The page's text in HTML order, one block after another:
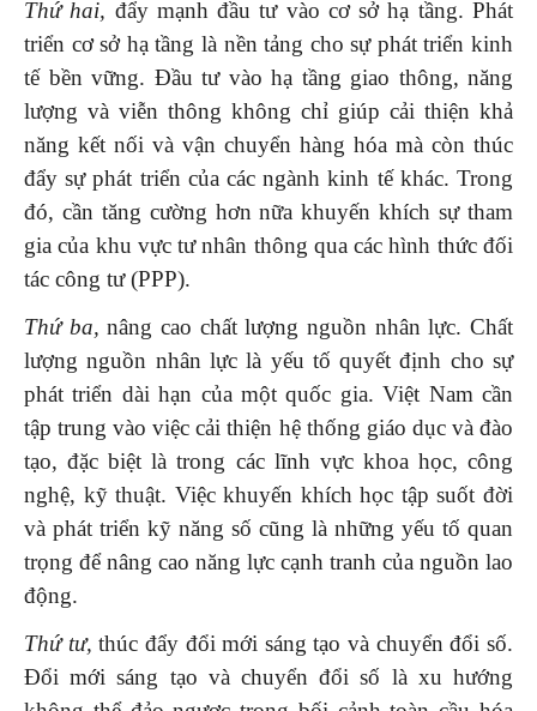
Thứ hai, đẩy mạnh đầu tư vào cơ sở hạ tầng. Phát
triển cơ sở hạ tầng là nền tảng cho sự phát triển kinh
tế bền vững. Đầu tư vào hạ tầng giao thông, năng
lượng và viễn thông không chỉ giúp cải thiện khả
năng kết nối và vận chuyển hàng hóa mà còn thúc
đẩy sự phát triển của các ngành kinh tế khác. Trong
đó, cần tăng cường hơn nữa khuyến khích sự tham
gia của khu vực tư nhân thông qua các hình thức đối
tác công tư (PPP).
Thứ ba, nâng cao chất lượng nguồn nhân lực. Chất
lượng nguồn nhân lực là yếu tố quyết định cho sự
phát triển dài hạn của một quốc gia. Việt Nam cần
tập trung vào việc cải thiện hệ thống giáo dục và đào
tạo, đặc biệt là trong các lĩnh vực khoa học, công
nghệ, kỹ thuật. Việc khuyến khích học tập suốt đời
và phát triển kỹ năng số cũng là những yếu tố quan
trọng để nâng cao năng lực cạnh tranh của nguồn lao
động.
Thứ tư, thúc đẩy đổi mới sáng tạo và chuyển đổi số.
Đổi mới sáng tạo và chuyển đổi số là xu hướng